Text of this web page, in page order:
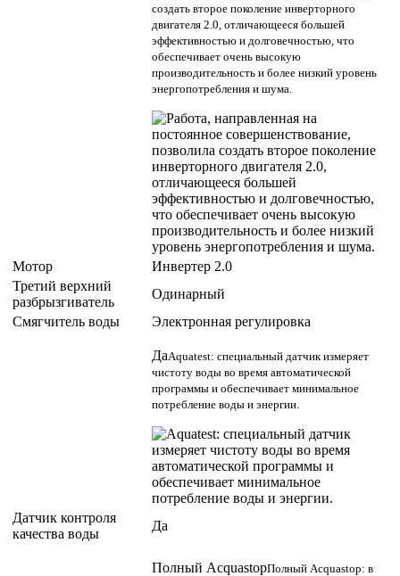
создать второе поколение инверторного
двигателя 2.0, отличающееся большей
эффективностью и долговечностью, что
обеспечивает очень высокую
производительность и более низкий уровень
энергопотребления и шума.
Мотор
Инвeртер 2.0
Третий верхний
разбрызгиватель
Одинарный
Смягчитель воды
Электронная регулировка
ДаAquatest: специальный датчик измеряет
чистоту воды во время автоматической
программы и обеспечивает минимальное
потребление воды и энергии.
Датчик контроля
качества воды
Да
Полный AcquastopПолный Acquastop: в